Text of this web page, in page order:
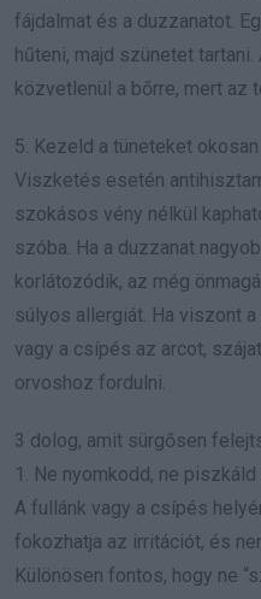
fájdalmat és a duzzanatot.
hűteni, majd szünetet
közvetlenül a bőrre, mert az
5. Kezeld a tüneteket okosan
Viszketés esetén
szokásos vény nélkül
szóba. Ha a duzzanat
korlátozódik, az még
súlyos allergiát. Ha viszont
vagy a csípés az arcot,
orvoshoz fordulni.
3 dolog, amit sürgősen
1. Ne nyomkodd, ne
A fullánk vagy a csípés
fokozhatja az irritációt, és
Különösen fontos, hogy ne